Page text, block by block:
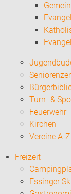
Turn- &
Feuerwehr
Kirchen
Vereine A-Z
Freizeit
Essinger